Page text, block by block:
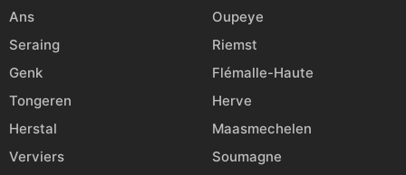
Ans
Oupeye
Seraing
Riemst
Genk
Flémalle-Haute
Tongeren
Herve
Herstal
Maasmechelen
Verviers
Soumagne